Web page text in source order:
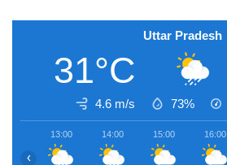
Uttar Pradesh
31°C
4.6 m/s 73%
13:00 14:00 15:00 16:00
‹